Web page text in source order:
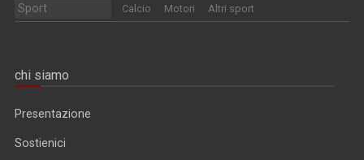
Sport Calcio Motori Altri sport
chi siamo
Presentazione
Sostienici